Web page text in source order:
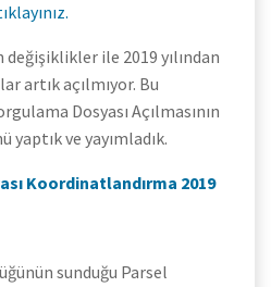
değişiklikler ile 2019 yılından
artık açılmıyor. Bu
Dosyası Açılmasının
yaptık ve yayımladık.
Koordinatlandırma 2019
sunduğu Parsel